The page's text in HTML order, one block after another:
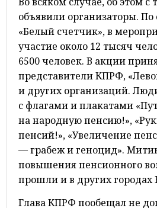
объявили организаторы.
«Белый счетчик», в
участие около 12 тысяч
6500 человек. В акции
представители КПРФ,
и других организаций.
с флагами и плакатами
на народную пенсию!»,
пенсий!», «Увеличение
— грабеж и геноцид».
повышения пенсионного
прошли и в других городах
Глава КПРФ пообещал не